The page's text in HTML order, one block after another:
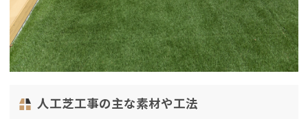
人工芝工事の主な素材や工法